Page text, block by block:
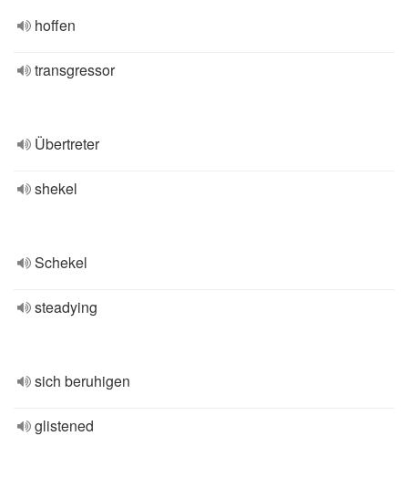
hoffen
transgressor
Übertreter
shekel
Schekel
steadying
sich beruhigen
glistened